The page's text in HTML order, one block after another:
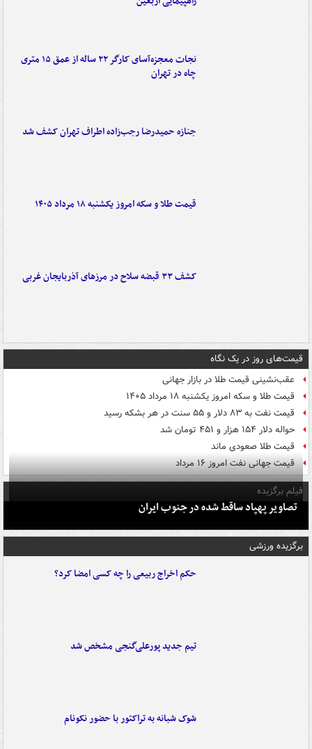
نجات معجزه‌آسای کارگر ۲۲ ساله از عمق ۱۵ متری
چاه در تهران
جنازه حمیدرضا رجب‌زاده اطراف تهران کشف شد
قیمت طلا و سکه امروز یکشنبه ۱۸ مرداد ۱۴۰۵
کشف ۳۳ قبضه سلاح در مرزهای آذربایجان غربی
قیمت‌های روز در یک نگاه
عقب‌نشینی قیمت طلا در بازار جهانی
قیمت طلا و سکه امروز یکشنبه ۱۸ مرداد ۱۴۰۵
قیمت نفت به ۸۳ دلار و ۵۵ سنت در هر بشکه رسید
حواله دلار ۱۵۴ هزار و ۴۵۱ تومان شد
قیمت طلا صعودی ماند
قیمت جهانی نفت امروز ۱۶ مرداد
فیلم برگزیده
تصاویر پهپاد ساقط شده در جنوب ایران
برگزیده ورزشی
حکم اخراج ربیعی را چه کسی امضا کرد؟
تیم جدید پورعلی‌گنجی مشخص شد
شوک شبانه به تراکتور با حضور نکونام